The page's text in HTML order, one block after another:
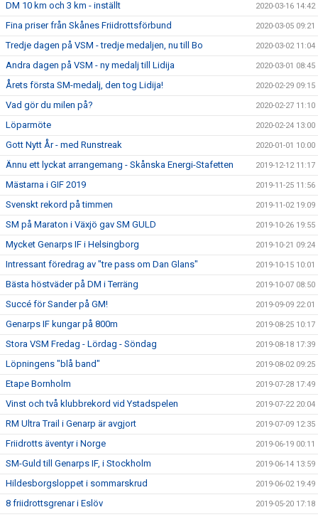
DM 10 km och 3 km - inställt 2020-03-16 14:42
Fina priser från Skånes Friidrottsförbund 2020-03-05 09:21
Tredje dagen på VSM - tredje medaljen, nu till Bo 2020-03-02 11:04
Andra dagen på VSM - ny medalj till Lidija 2020-03-01 08:45
Årets första SM-medalj, den tog Lidija! 2020-02-29 09:15
Vad gör du milen på? 2020-02-27 11:10
Löparmöte 2020-02-24 13:00
Gott Nytt År - med Runstreak 2020-01-01 10:00
Ännu ett lyckat arrangemang - Skånska Energi-Stafetten 2019-12-12 11:17
Mästarna i GIF 2019 2019-11-25 11:56
Svenskt rekord på timmen 2019-11-02 19:09
SM på Maraton i Växjö gav SM GULD 2019-10-26 19:55
Mycket Genarps IF i Helsingborg 2019-10-21 09:24
Intressant föredrag av "tre pass om Dan Glans" 2019-10-15 10:01
Bästa höstväder på DM i Terräng 2019-10-07 08:50
Succé för Sander på GM! 2019-09-09 22:01
Genarps IF kungar på 800m 2019-08-25 10:17
Stora VSM Fredag - Lördag - Söndag 2019-08-18 17:39
Löpningens "blå band" 2019-08-02 09:25
Etape Bornholm 2019-07-28 17:49
Vinst och två klubbrekord vid Ystadspelen 2019-07-22 20:04
RM Ultra Trail i Genarp är avgjort 2019-07-09 12:35
Friidrotts äventyr i Norge 2019-06-19 00:11
SM-Guld till Genarps IF, i Stockholm 2019-06-14 13:59
Hildesborgsloppet i sommarskrud 2019-06-02 19:49
8 friidrottsgrenar i Eslöv 2019-05-20 17:18